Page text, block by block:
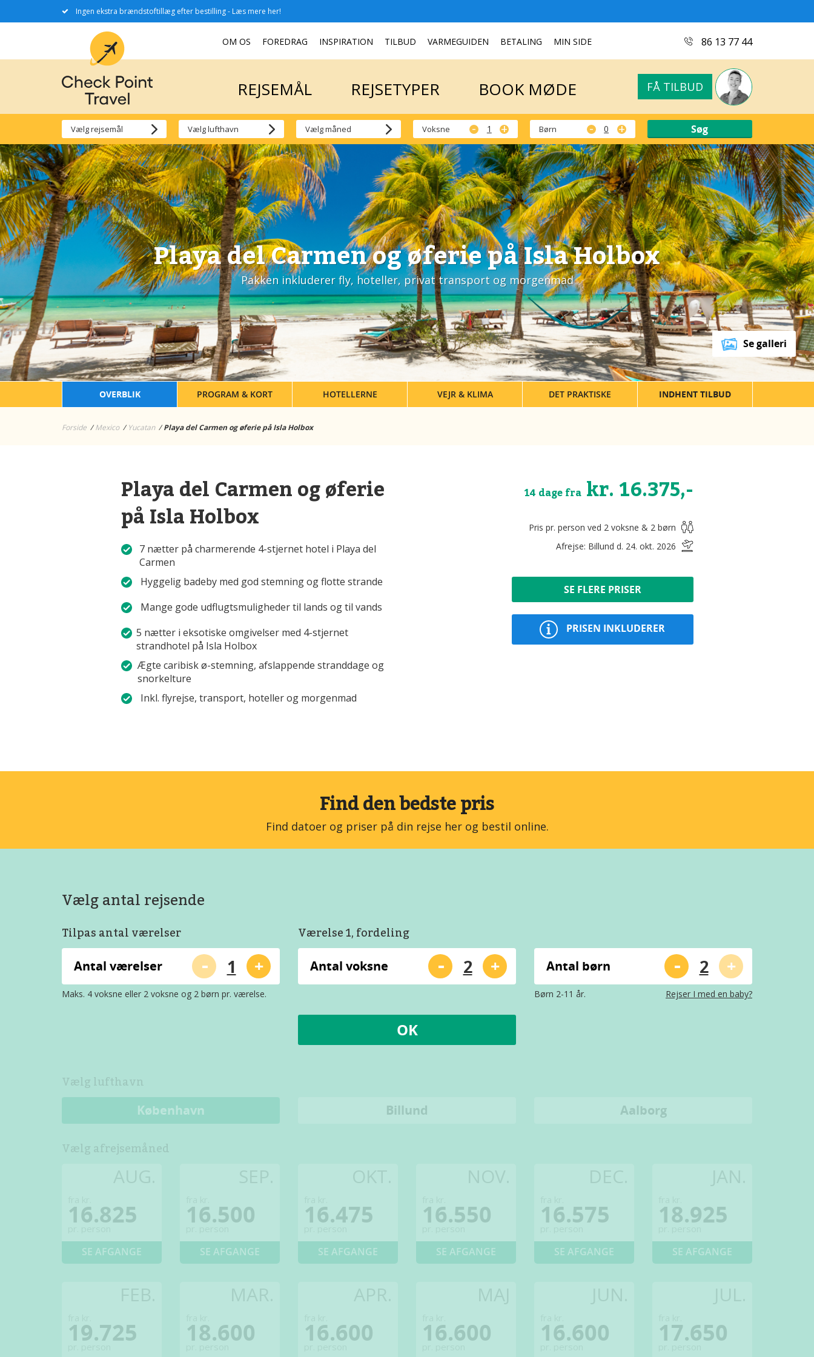
Ingen ekstra brændstoftillæg efter bestilling - Læs mere her!
86 13 77 44
OM OS FOREDRAG INSPIRATION TILBUD VARMEGUIDEN BETALING MIN SIDE
REJSEMÅL REJSETYPER BOOK MØDE FÅ TILBUD
REJSEMÅL REJSETYPER BOOK MØDE FÅ TILBUD
Voksne - + Børn - +
Playa del Carmen og øferie på Isla Holbox
Pakken inkluderer fly, hoteller, privat transport og morgenmad
Se galleri
OVERBLIK PROGRAM & KORT HOTELLERNE VEJR & KLIMA DET PRAKTISKE INDHENT TILBUD
Forside Mexico Yucatan Playa del Carmen og øferie på Isla Holbox
Playa del Carmen og øferie
på Isla Holbox
7 nætter på charmerende 4-stjernet hotel i Playa del
Carmen
Hyggelig badeby med god stemning og flotte strande
Mange gode udflugtsmuligheder til lands og til vands
5 nætter i eksotiske omgivelser med 4-stjernet
strandhotel på Isla Holbox
Ægte caribisk ø-stemning, afslappende stranddage og
snorkelture
Inkl. flyrejse, transport, hoteller og morgenmad
14 dage frakr. 16.375,-
Pris pr. person ved 2 voksne & 2 børn
Afrejse: Billund d. 24. okt. 2026
SE FLERE PRISER
PRISEN INKLUDERER
Find den bedste pris
Find datoer og priser på din rejse her og bestil online.
Vælg antal rejsende
Tilpas antal værelser
Antal værelser - +
Maks. 4 voksne eller 2 voksne og 2 børn pr. værelse.
Værelse 1, fordeling
Antal voksne - + Antal børn - +
Børn 2-11 år. Rejser I med en baby?
OK
Vælg lufthavn
København Billund Aalborg
Vælg afrejsemåned
16.825
SE AFGANGE
16.500
SE AFGANGE
16.475
SE AFGANGE
16.550
SE AFGANGE
16.575
SE AFGANGE
18.925
SE AFGANGE
19.725 18.600 16.600 16.600 16.600 17.650